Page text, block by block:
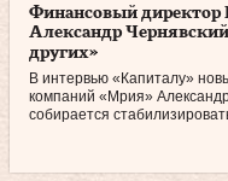
Финансовый
Александр
других»
В интервью «Капиталу»
компаний «Мрия»
собирается